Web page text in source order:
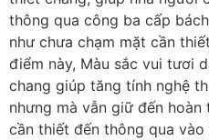
thông qua công ba cấp
như chưa chạm mặt cần
điểm này, Màu sắc vui tươi
chang giúp tăng tính nghệ
nhưng mà vẫn giữ đến hoàn
cần thiết đến thông qua